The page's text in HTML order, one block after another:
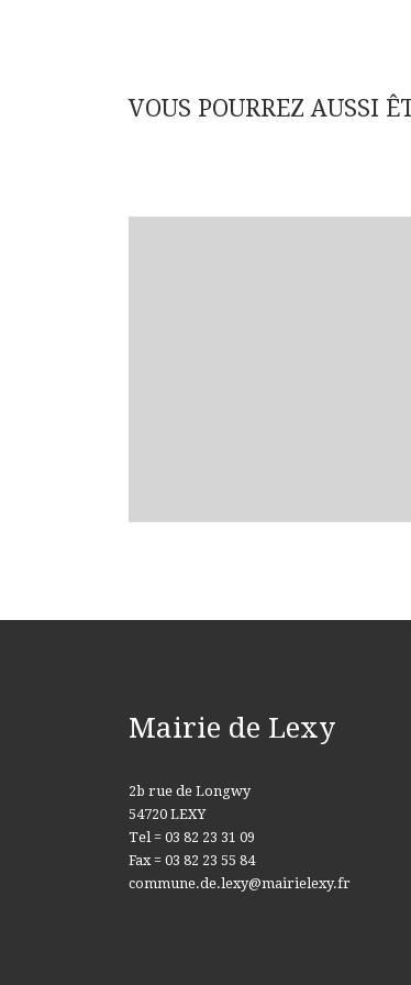
VOUS POURREZ AUSSI
Mairie de Lexy
2b rue de Longwy
54720 LEXY
Tel = 03 82 23 31 09
Fax = 03 82 23 55 84
commune.de.lexy@mairielexy.fr